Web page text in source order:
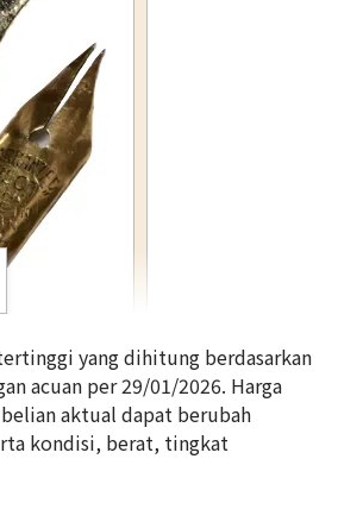
14K gold (K14) parts
yang dihitung berdasarkan
acuan per 29/01/2026. Harga
aktual dapat berubah
kondisi, berat, tingkat